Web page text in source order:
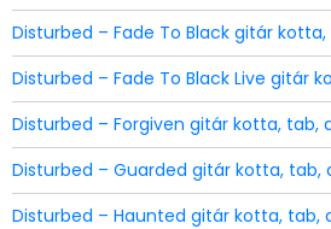
Disturbed – Fade To Black gitár
Disturbed – Fade To Black Live gitár
Disturbed – Forgiven gitár kotta, tab,
Disturbed – Guarded gitár kotta, tab,
Disturbed – Haunted gitár kotta, tab,